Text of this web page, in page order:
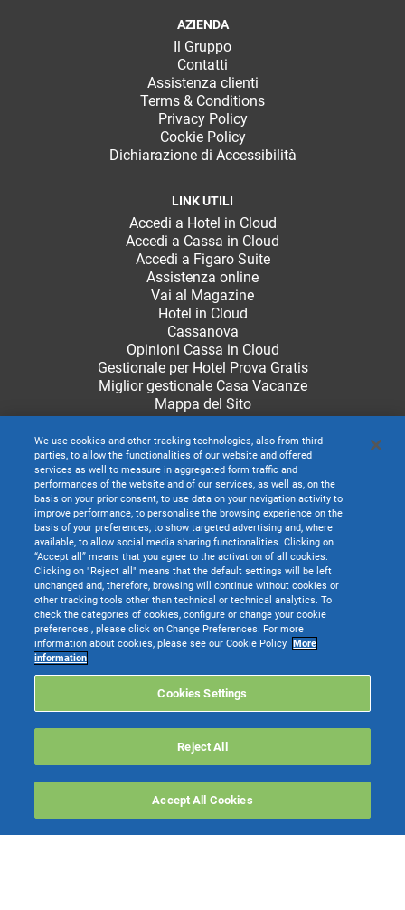
AZIENDA
Il Gruppo
Contatti
Assistenza clienti
Terms & Conditions
Privacy Policy
Cookie Policy
Dichiarazione di Accessibilità
LINK UTILI
Accedi a Hotel in Cloud
Accedi a Cassa in Cloud
Accedi a Figaro Suite
Assistenza online
Vai al Magazine
Hotel in Cloud
Cassanova
Opinioni Cassa in Cloud
Gestionale per Hotel Prova Gratis
Miglior gestionale Casa Vacanze
Mappa del Sito
TeamSystem S.p.A. società con socio unico soggetta all’attività di direzione e
coordinamento di TeamSystem Holdco S.p.A. - Cap. Soc. € 24.000.000 I.v. -
C.C.I.A.A. delle Marche - P.I. 01035310414
Sede Legale e Amministrativa: Via Sandro Pertini, 88 - 61122 Pesaro (PU) -
Websolute
We use cookies and other tracking technologies, also from third
parties, to allow the functionalities of our website and offered
services as well to measure in aggregated form traffic and
performances of the website and of our services, as well as, on the
basis on your prior consent, to use data on your navigation activity to
improve performance, to personalise the browsing experience on the
basis of your preferences, to show targeted advertising and, where
available, to allow social media sharing functionalities. Clicking on
“Accept all” means that you agree to the activation of all cookies.
Clicking on "Reject all" means that the default settings will be left
unchanged and, therefore, browsing will continue without cookies or
other tracking tools other than technical or technical analytics. To
check the categories of cookies, configure or change your cookie
preferences , please click on Change Preferences. For more
information about cookies, please see our Cookie Policy. More
information
Cookies Settings
Reject All
Accept All Cookies